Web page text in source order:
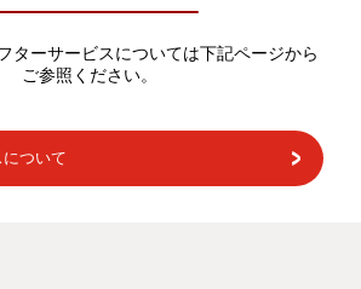
ターサービスについては下記ページから
ご参照ください。
ついて